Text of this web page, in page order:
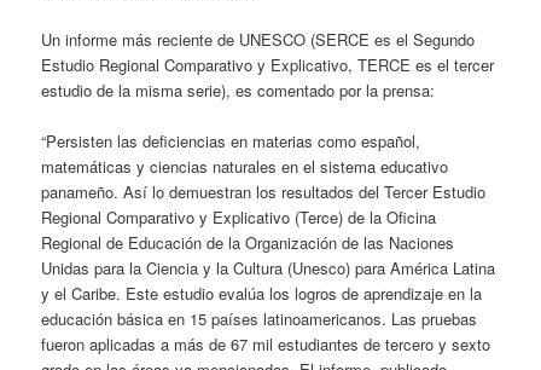
Un informe más reciente de UNESCO (SERCE es el Segundo
Estudio Regional Comparativo y Explicativo, TERCE es el tercer
estudio de la misma serie), es comentado por la prensa:
“Persisten las deficiencias en materias como español,
matemáticas y ciencias naturales en el sistema educativo
panameño. Así lo demuestran los resultados del Tercer Estudio
Regional Comparativo y Explicativo (Terce) de la Oficina
Regional de Educación de la Organización de las Naciones
Unidas para la Ciencia y la Cultura (Unesco) para América Latina
y el Caribe. Este estudio evalúa los logros de aprendizaje en la
educación básica en 15 países latinoamericanos. Las pruebas
fueron aplicadas a más de 67 mil estudiantes de tercero y sexto